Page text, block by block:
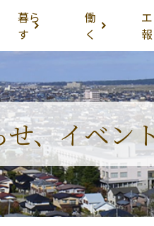
暮ら
す
働
く
報
、イベン